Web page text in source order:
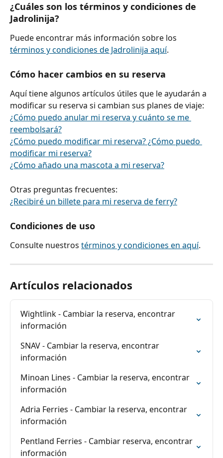
¿Cuáles son los términos y condiciones de
Jadrolinija?
Puede encontrar más información sobre los
términos y condiciones de Jadrolinija aquí.
Cómo hacer cambios en su reserva
Aquí tiene algunos artículos útiles que le ayudarán a
modificar su reserva si cambian sus planes de viaje:
¿Cómo puedo anular mi reserva y cuánto se me
reembolsará?
¿Cómo puedo modificar mi reserva? ¿Cómo puedo
modificar mi reserva?
¿Cómo añado una mascota a mi reserva?
Otras preguntas frecuentes:
¿Recibiré un billete para mi reserva de ferry?
Condiciones de uso
Consulte nuestros términos y condiciones en aquí.
Artículos relacionados
Wightlink - Cambiar la reserva, encontrar
información
SNAV - Cambiar la reserva, encontrar
información
Minoan Lines - Cambiar la reserva, encontrar
información
Adria Ferries - Cambiar la reserva, encontrar
información
Pentland Ferries - Cambiar reserva, encontrar
información